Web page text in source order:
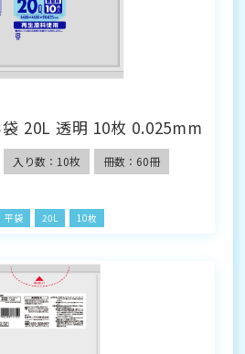
20L 透明 10枚 0.025mm
入り数：10枚
冊数：60冊
平袋 20L 10枚